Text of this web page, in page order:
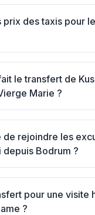
prix des taxis pour
le transfert de
Marie ?
de rejoindre les
depuis Bodrum ?
pour une visite
?